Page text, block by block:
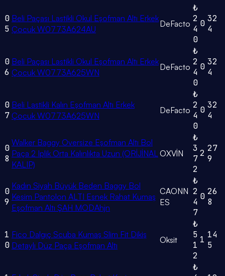
0
5
Beli Paçası Lastikli Okul Eşofman Altı Erkek
Çocuk W0773A624AU
DeFacto
₺
2
4
0
0 32
4
0
6
Beli Paçası Lastikli Okul Eşofman Altı Erkek
Çocuk W0773A625WN
DeFacto
₺
2
4
0
0 32
4
0
7
Beli Lastikli Kalın Eşofman Altı Erkek
Çocuk W0773A625WN
DeFacto
₺
2
4
0
0 32
4
0
8
Walker Baggy Oversize Eşofman Altı Bol
Paça 2 Iplik Orta Kalınlıkta Uzun (ORİJİNAL
KALIP)
OXVİN
₺
3
7
2
2 27
9
0
9
Kadın Siyah Büyük Beden Baggy Bol
Kesim Pantolon ALTI Esnek Rahat Kumaş
Eşofman Altı ŞAH MODAhjn
CAONN
ES
₺
2
4
7
0 26
8
1
0
Fico Dalgıç Scuba Kumaş Slim Fit Dikiş
Detaylı Düz Paça Eşofman Altı
Oksit
₺
5
1
2
1 14
5
₺